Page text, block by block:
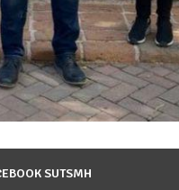
SUTSMH